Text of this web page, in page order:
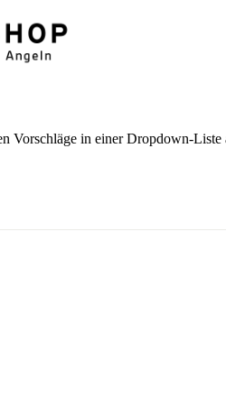
Vorschläge in einer Dropdown-Liste